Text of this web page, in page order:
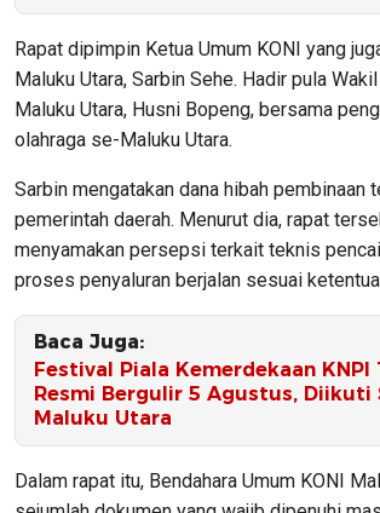
Rapat dipimpin Ketua Umum KONI yang
Maluku Utara, Sarbin Sehe. Hadir pula
Maluku Utara, Husni Bopeng, bersama
olahraga se-Maluku Utara.
Sarbin mengatakan dana hibah pembinaan
pemerintah daerah. Menurut dia, rapat
menyamakan persepsi terkait teknis
proses penyaluran berjalan sesuai
Baca Juga:
Festival Piala Kemerdekaan KNPI
Resmi Bergulir 5 Agustus, Diikuti
Maluku Utara
Dalam rapat itu, Bendahara Umum KONI